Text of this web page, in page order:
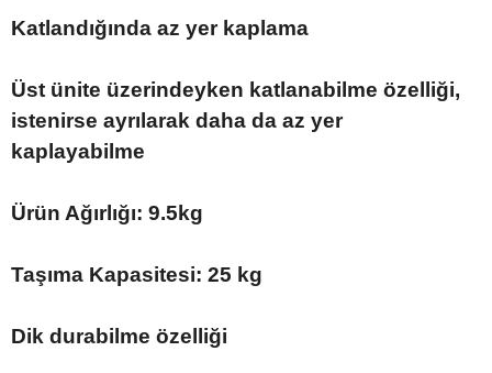
Katlandığında az yer kaplama
Üst ünite üzerindeyken katlanabilme özelliği,
istenirse ayrılarak daha da az yer
kaplayabilme
Ürün Ağırlığı: 9.5kg
Taşıma Kapasitesi: 25 kg
Dik durabilme özelliği